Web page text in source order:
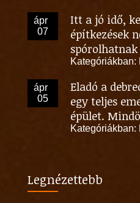
ápr
07
Itt a jó idő,
építkezések
Kategóriákban:
ápr
05
Eladó a
egy teljes
épület.
Kategóriákban:
Legnézettebb